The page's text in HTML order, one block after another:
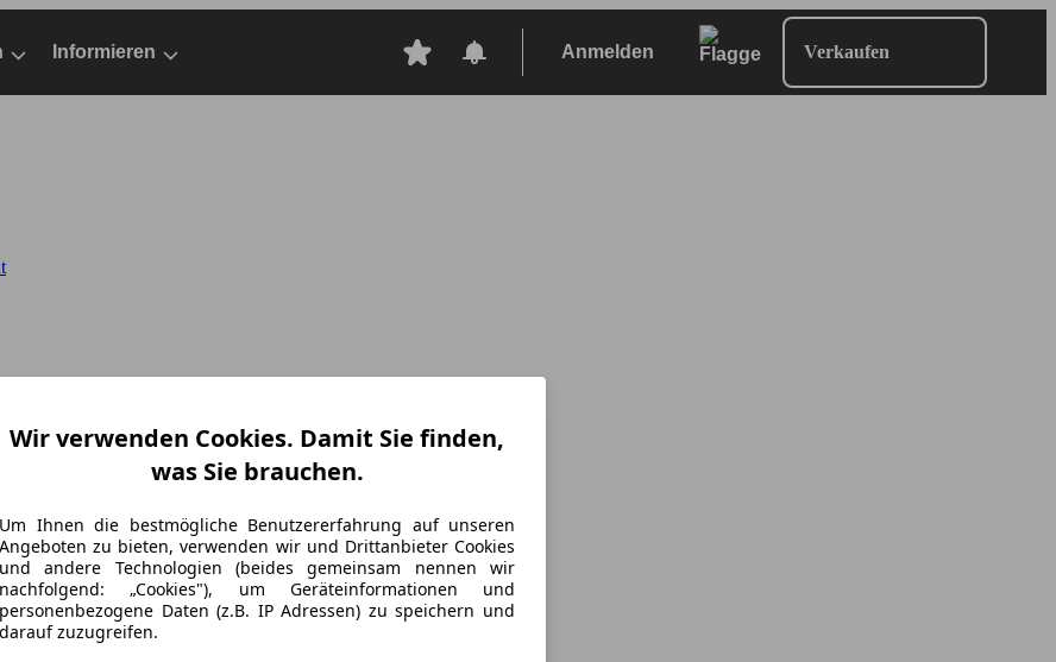
Informieren Anmelden Verkaufen
Wir verwenden Cookies. Damit Sie finden,
was Sie brauchen.
Um Ihnen die bestmögliche Benutzererfahrung auf unseren
Angeboten zu bieten, verwenden wir und Drittanbieter Cookies
und andere Technologien (beides gemeinsam nennen wir
nachfolgend: „Cookies"), um Geräteinformationen und
personenbezogene Daten (z.B. IP Adressen) zu speichern und
darauf zuzugreifen.